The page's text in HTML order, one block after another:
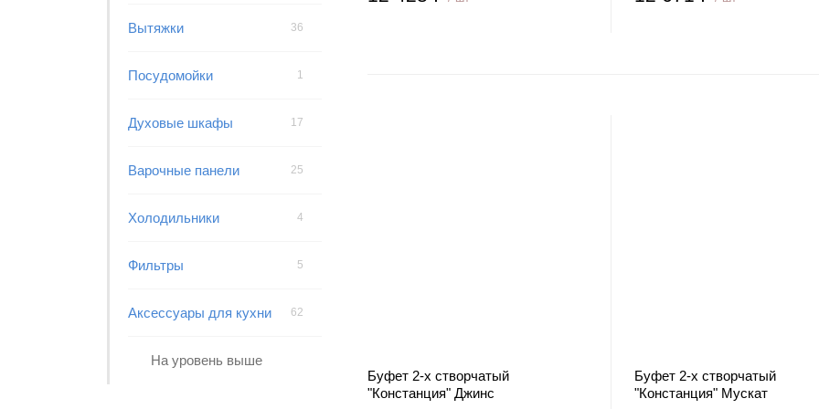
Вытяжки 36
Посудомойки 1
Духовые шкафы 17
Варочные панели 25
Холодильники 4
Фильтры 5
Аксессуары для кухни 62
На уровень выше
Буфет 2-х створчатый
"Констанция" Джинс
Буфет 2-х створчатый
"Констанция" Мускат